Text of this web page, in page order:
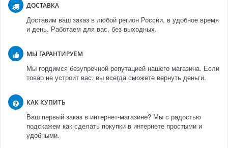
ДОСТАВКА
Доставим ваш заказ в любой регион России, в удобное время
и день. Работаем для вас, без выходных.
МЫ ГАРАНТИРУЕМ
Мы гордимся безупречной репутацией нашего магазина. Если
товар не устроит вас, вы всегда сможете вернуть деньги.
КАК КУПИТЬ
Ваш первый заказ в интернет-магазине? Мы с радостью
подскажем как сделать покупки в интернете простыми и
удобными.